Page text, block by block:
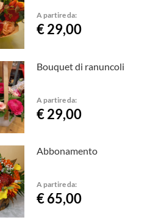
A partire da:
€ 29,00
Bouquet di ranuncoli
A partire da:
€ 29,00
Abbonamento
A partire da:
€ 65,00